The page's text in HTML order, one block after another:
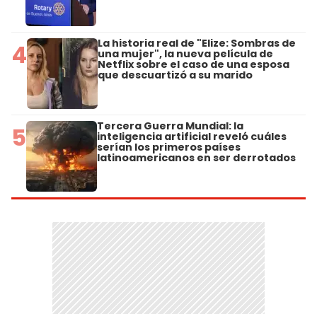
4 La historia real de "Elize: Sombras de
una mujer", la nueva película de
Netflix sobre el caso de una esposa
que descuartizó a su marido
5 Tercera Guerra Mundial: la
inteligencia artificial reveló cuáles
serían los primeros países
latinoamericanos en ser derrotados